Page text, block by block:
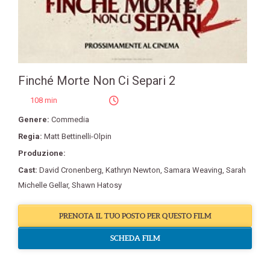
Finché Morte Non Ci Separi 2
108 min
Genere: Commedia
Regia: Matt Bettinelli-Olpin
Produzione:
Cast: David Cronenberg, Kathryn Newton, Samara Weaving, Sarah
Michelle Gellar, Shawn Hatosy
PRENOTA IL TUO POSTO PER QUESTO FILM
SCHEDA FILM